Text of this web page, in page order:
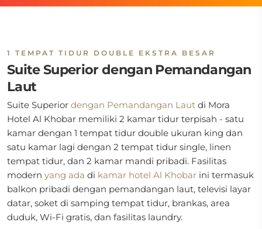
1 TEMPAT TIDUR DOUBLE EKSTRA BESAR
Suite Superior dengan Pemandangan
Laut
Suite Superior dengan Pemandangan Laut di Mora
Hotel Al Khobar memiliki 2 kamar tidur terpisah - satu
kamar dengan 1 tempat tidur double ukuran king dan
satu kamar lagi dengan 2 tempat tidur single, linen
tempat tidur, dan 2 kamar mandi pribadi. Fasilitas
modern yang ada di kamar hotel Al Khobar ini termasuk
balkon pribadi dengan pemandangan laut, televisi layar
datar, soket di samping tempat tidur, brankas, area
duduk, Wi-Fi gratis, dan fasilitas laundry.